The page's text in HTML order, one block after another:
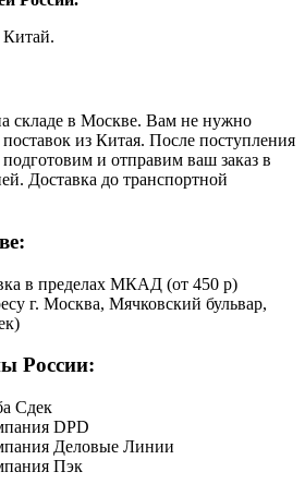
Китай.
складе в Москве. Вам не нужно
из Китая. После поступления
и отправим ваш заказ в
Доставка до транспортной
в пределах МКАД (от 450 р)
г. Москва, Мячковский бульвар,
России:
Сдек
DPD
Деловые Линии
Пэк